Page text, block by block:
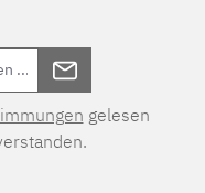
gelesen